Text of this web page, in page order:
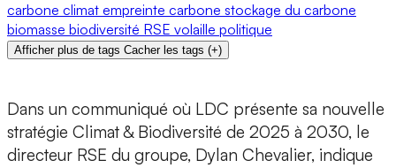
carbone climat empreinte carbone stockage du carbone
biomasse biodiversité RSE volaille politique
Afficher plus de tags Cacher les tags (+)
Dans un communiqué où LDC présente sa nouvelle
stratégie Climat & Biodiversité de 2025 à 2030, le
directeur RSE du groupe, Dylan Chevalier, indique